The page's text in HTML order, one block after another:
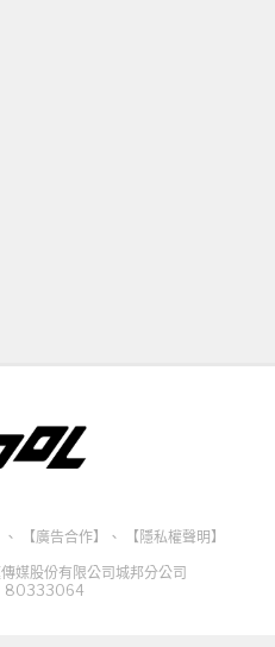
、 【廣告合作】 、
【隱私權聲明】
媒股份有限公司城邦分公司
80333064